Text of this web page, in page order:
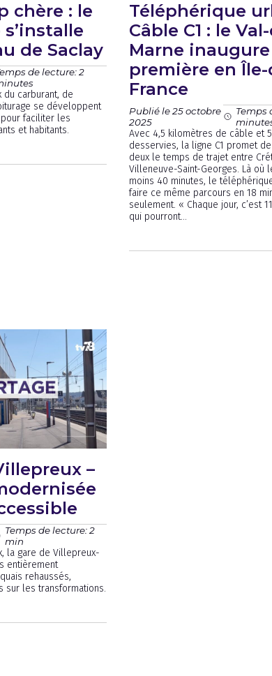
chère : le
de Saclay
de lecture: 2
du carburant, de
se développent
faciliter les
et habitants.
Téléphérique
Câble C1 : le
Marne
première en Île-
France
Publié le 25 octobre
2025
Temps
Avec 4,5 kilomètres de câble et
desservies, la ligne C1 promet
deux le temps de trajet entre
Villeneuve-Saint-Georges. Là où
moins 40 minutes, le
faire ce même parcours en 18
seulement. « Chaque jour, c’est
qui pourront...
–
Temps de lecture: 2
min
la gare de Villepreux-
entièrement
rehaussés,
sur les transformations.